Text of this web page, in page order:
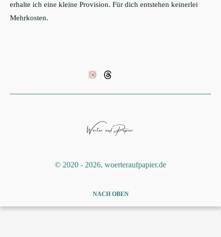
erhalte ich eine kleine Provision. Für dich entstehen keinerlei
Mehrkosten.
©️ 2020 - 2026, woerteraufpapier.de
NACH OBEN